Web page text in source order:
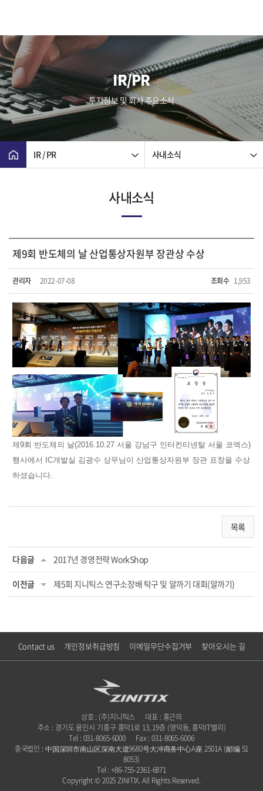
IR/PR
투자정보 및 회사 주요소식
IR / PR 사내소식
사내소식
제9회 반도체의 날 산업통상자원부 장관상 수상
관리자 2022-07-08 조회수 1,953
제9회 반도체의 날(2016.10.27 서울 강남구 인터컨티넨탈 서울 코엑스)
행사에서 IC개발실 김광수 상무님이 산업통상자원부 장관 표창을 수상
하셨습니다.
목록
다음글 2017년 경영전략 WorkShop
이전글 제5회 지니틱스 연구소장배 탁구 및 알까기 대회(알까기)
Contact us 개인정보취급방침 이메일무단수집거부 찾아오시는 길
상호 : (주)지니틱스
대표 : 홍근의
주소 : 경기도 용인시 기흥구 흥덕1로 13, 19층 (영덕동, 흥덕IT밸리)
Tel : 031-8065-6000
Fax : 031-8065-6006
중국법인 : 中国深圳市南山区深南大道9680号大冲商务中心A座 2501A (邮编 51
8053)
Tel : +86-755-2361-6871
Copyright © 2025 ZINITIX. All Rights Reserved.